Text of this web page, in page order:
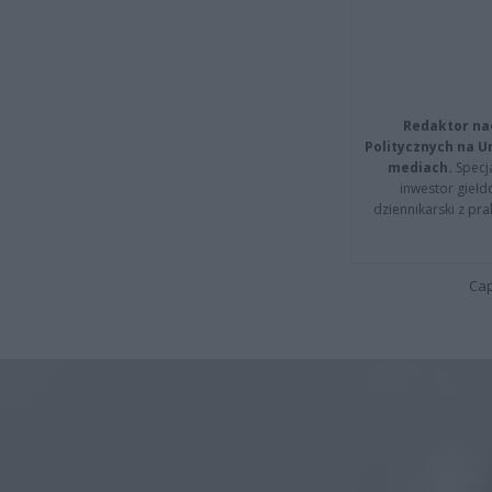
Redaktor
Politycznych na
mediach.
inwestor
dziennikarski z